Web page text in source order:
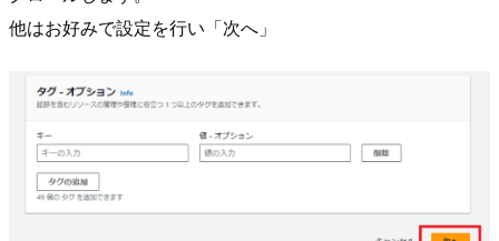
他はお好みで設定を行い「次へ」